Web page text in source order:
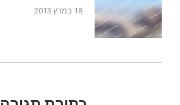
18 במרץ 2013